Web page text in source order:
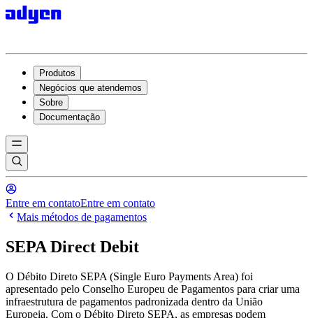
Produtos
Negócios que atendemos
Sobre
Documentação
Entre em contatoEntre em contato
Mais métodos de pagamentos
SEPA Direct Debit
O Débito Direto SEPA (Single Euro Payments Area) foi
apresentado pelo Conselho Europeu de Pagamentos para criar uma
infraestrutura de pagamentos padronizada dentro da União
Europeia. Com o Débito Direto SEPA, as empresas podem